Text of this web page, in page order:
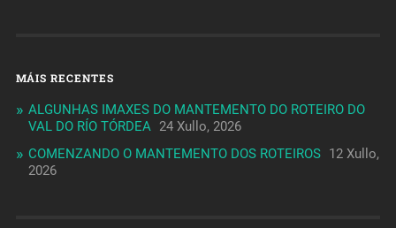
MÁIS RECENTES
ALGUNHAS IMAXES DO MANTEMENTO DO ROTEIRO DO
VAL DO RÍO TÓRDEA 24 Xullo, 2026
COMENZANDO O MANTEMENTO DOS ROTEIROS 12 Xullo,
2026